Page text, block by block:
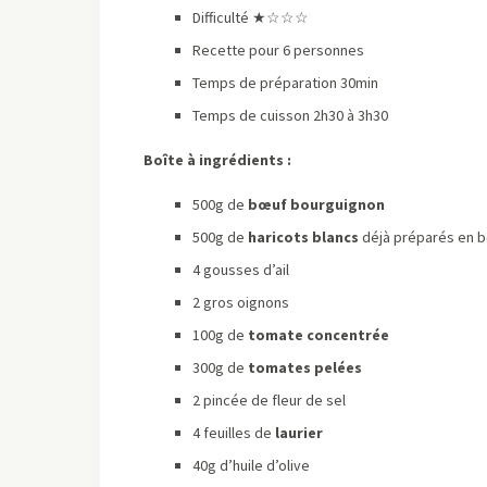
Difficulté ★☆☆☆
Recette pour 6 personnes
Temps de préparation 30min
Temps de cuisson 2h30 à 3h30
Boîte à ingrédients :
500g de bœuf bourguignon
500g de haricots blancs déjà préparés en
4 gousses d’ail
2 gros oignons
100g de tomate concentrée
300g de tomates pelées
2 pincée de fleur de sel
4 feuilles de laurier
40g d’huile d’olive